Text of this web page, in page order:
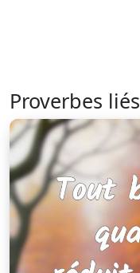
Proverbes liés